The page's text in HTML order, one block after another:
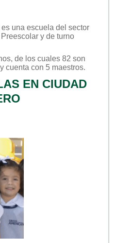
es una escuela del sector
Preescolar y de turno
de los cuales 82 son
cuenta con 5 maestros.
EN CIUDAD